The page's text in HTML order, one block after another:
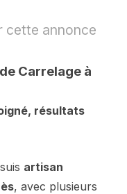
cette annonce
Carrelage à
résultats
artisan
, avec plusieurs